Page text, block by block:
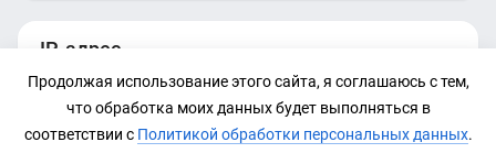
IP-адрес
92.53.96.106
Продолжая использование этого сайта, я соглашаюсь с тем,
что обработка моих данных будет выполняться в
соответствии с Политикой обработки персональных данных.